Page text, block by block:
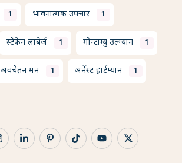
1 भावनात्मक उपचार 1
स्टेफेन लाबेर्ज 1 मोन्टाग्यु उल्म्यान 1
अवचेतन मन 1 अर्नेस्ट हार्टम्यान 1